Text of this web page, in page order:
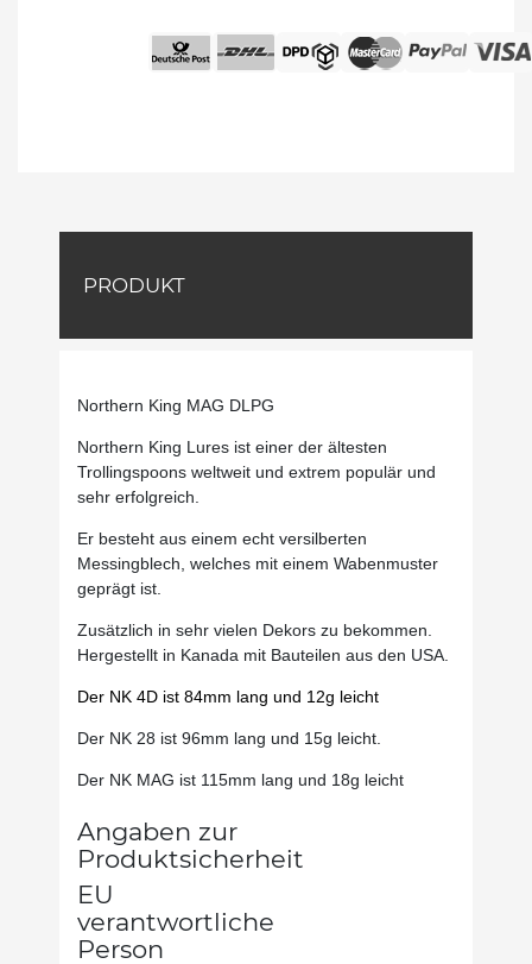
PRODUKT
Northern King MAG DLPG
Northern King Lures ist einer der ältesten
Trollingspoons weltweit und extrem populär und
sehr erfolgreich.
Er besteht aus einem echt versilberten
Messingblech, welches mit einem Wabenmuster
geprägt ist.
Zusätzlich in sehr vielen Dekors zu bekommen.
Hergestellt in Kanada mit Bauteilen aus den USA.
Der NK 4D ist 84mm lang und 12g leicht
Der NK 28 ist 96mm lang und 15g leicht.
Der NK MAG ist 115mm lang und 18g leicht
Angaben zur
Produktsicherheit
EU
verantwortliche
Person